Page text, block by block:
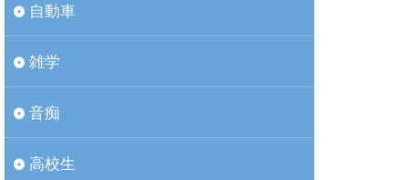
自動車
雑学
音痴
高校生